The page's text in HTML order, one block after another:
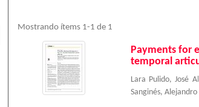
Mostrando ítems 1-1 de 1
Payments for
temporal
Lara Pulido, José
Sanginés, Alejandro